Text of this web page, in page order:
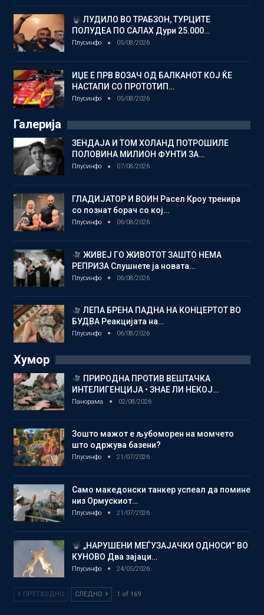
ЛУДИЛО ВО ТРАБЗОН, ТУРЦИТЕ
ПОЛУДЕА ПО САЛАХ Дури 25.000…
Плусинфо 05/08/2026
ИЏЕ Е ПРВ ВОЗАЧ ОД БАЛКАНОТ КОЈ ЌЕ
НАСТАПИ СО ПРОТОТИП…
Плусинфо 05/08/2026
Галерија
ЗЕНДАЈА И ТОМ ХОЛАНД ПОТРОШИЛЕ
ПОЛОВИНА МИЛИОН ФУНТИ ЗА…
Плусинфо 07/08/2026
ГЛАДИЈАТОР И ВОИН Расел Кроу тренира
со познат борач со кој…
Плусинфо 06/08/2026
ЖИВЕЈ ГО ЖИВОТОТ ЗАШТО НЕМА
РЕПРИЗА Слушнете ја новата…
Плусинфо 06/08/2026
ЛЕПА БРЕНА ПАДНА НА КОНЦЕРТОТ ВО
БУДВА Реакцијата на…
Плусинфо 06/08/2026
Хумор
ПРИРОДНА ПРОТИВ ВЕШТАЧКА
ИНТЕЛИГЕНЦИЈА • ЗНАЕ ЛИ НЕКОЈ…
Панорама 02/08/2026
Зошто мажот е љубоморен на момчето
што одржува базени?
Плусинфо 21/07/2026
Само македонски танкер успеал да помине
низ Ормускиот…
Плусинфо 21/07/2026
„НАРУШЕНИ МЕЃУЗАЈАЧКИ ОДНОСИ“ ВО
КУНОВО Два зајаци…
Плусинфо 24/05/2026
ПРЕТХОДНО СЛЕДНО 1 of 169